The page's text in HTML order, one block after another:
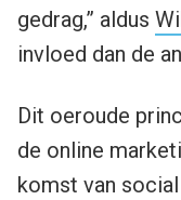
gedrag,” aldus
invloed dan de
Dit oeroude
de online
komst van